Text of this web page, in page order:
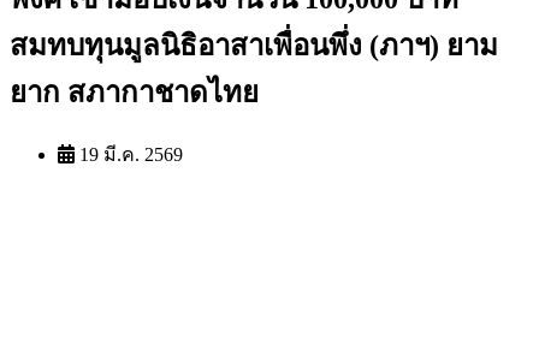
สมทบทุนมูลนิธิอาสาเพื่อนพึ่ง (ภาฯ) ยาม
ยาก สภากาชาดไทย
19 มี.ค. 2569